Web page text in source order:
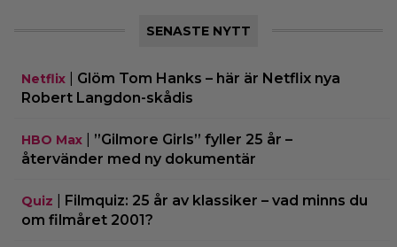
SENASTE NYTT
Netflix
Glöm Tom Hanks – här är Netflix nya
Robert Langdon-skådis
HBO Max
”Gilmore Girls” fyller 25 år –
återvänder med ny dokumentär
Quiz
Filmquiz: 25 år av klassiker – vad minns du
om filmåret 2001?